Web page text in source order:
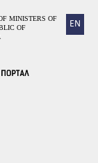
EN
MINISTERS OF
OF